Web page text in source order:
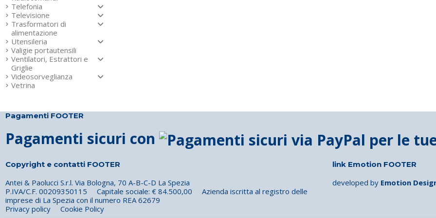
Telefonia
Televisione
Trasformatori di
alimentazione
Utensileria
Valigie portautensili
Ventilatori, Estrattori e
Griglie
Videosorveglianza
Vetrina
Pagamenti FOOTER
Pagamenti sicuri con
Copyright e contatti FOOTER
Antei & Paolucci S.r.l. Via Bologna, 70 A-B-C-D La Spezia
P.IVA/C.F. 00209350115 Capitale sociale: € 84.500,00 Azienda iscritta al registro delle
imprese di La Spezia con il numero REA 62679
Privacy policy
Cookie Policy
link Emotion FOOTER
developed by Emotion